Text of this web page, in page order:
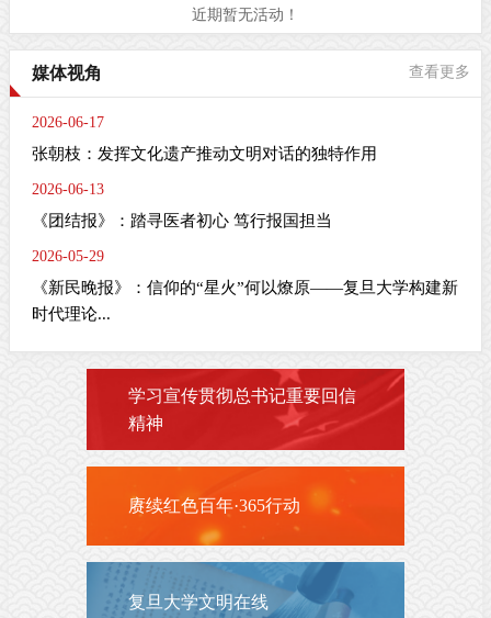
近期暂无活动！
媒体视角 查看更多
2026-06-17
张朝枝：发挥文化遗产推动文明对话的独特作用
2026-06-13
《团结报》：踏寻医者初心 笃行报国担当
2026-05-29
《新民晚报》：信仰的“星火”何以燎原——复旦大学构建新
时代理论...
学习宣传贯彻总书记重要回信
精神
赓续红色百年·365行动
复旦大学文明在线